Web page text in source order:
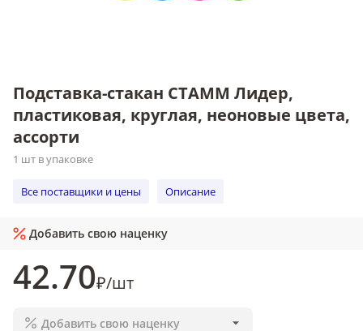
Подставка-стакан СТАММ Лидер,
пластиковая, круглая, неоновые цвета,
ассорти
1 шт в упаковке
Все поставщики и цены Описание
Добавить свою наценку
42.70₽/шт
Добавить свою наценку